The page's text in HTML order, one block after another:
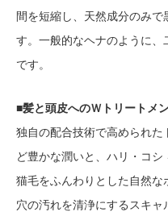
間を短縮し、天然成分のみ
す。一般的なヘナのように
です。
■髪と頭皮へのＷトリートメ
独自の配合技術で高められ
ど豊かな潤いと、ハリ・コ
猫毛をふんわりとした自然
穴の汚れを清浄にするスキ